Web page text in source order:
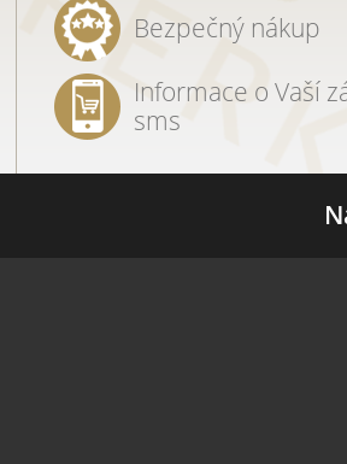
Bezpečný nákup
Informace o Vaší
sms